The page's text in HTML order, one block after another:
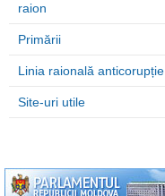
raion
Primării
Linia raională anticorupție
Site-uri utile